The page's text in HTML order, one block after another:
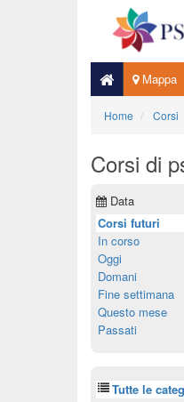
Mappa
Home Corsi
Corsi di
Data
Corsi futuri
In corso
Oggi
Domani
Fine settimana
Questo mese
Passati
Tutte le